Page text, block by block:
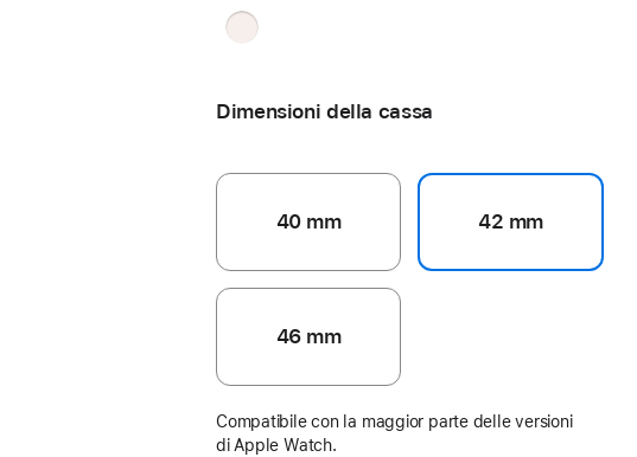
Rosa
Dimensioni della cassa
40 mm 42 mm
46 mm
Compatibile con la maggior parte delle versioni
di Apple Watch.